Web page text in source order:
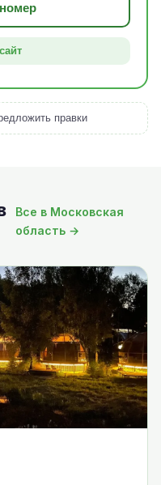
правки
Все в Московская
область →